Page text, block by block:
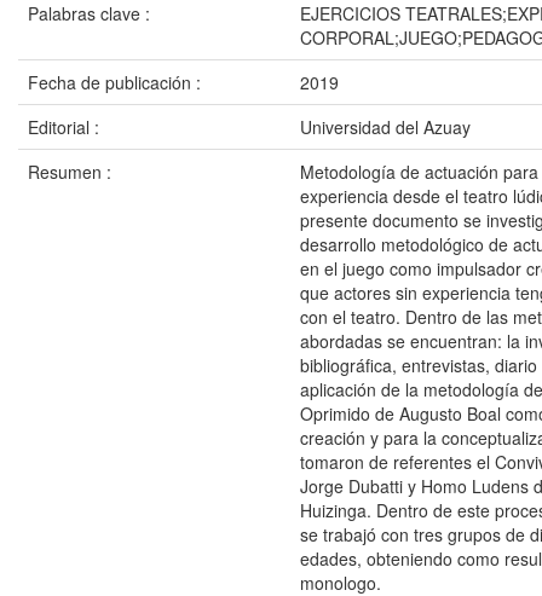
Palabras clave :
EJERCICIOS
Fecha de publicación :
2019
Editorial :
Universidad del Azuay
Resumen :
Metodología de actuación
experiencia desde el teatro
presente documento se
desarrollo metodológico de
en el juego como impulsador
que actores sin experiencia
con el teatro. Dentro de las
abordadas se encuentran: la
bibliográfica, entrevistas,
aplicación de la metodología
Oprimido de Augusto Boal
creación y para la
tomaron de referentes el
Jorge Dubatti y Homo Ludens
Huizinga. Dentro de este
se trabajó con tres grupos de
edades, obteniendo como
monologo.